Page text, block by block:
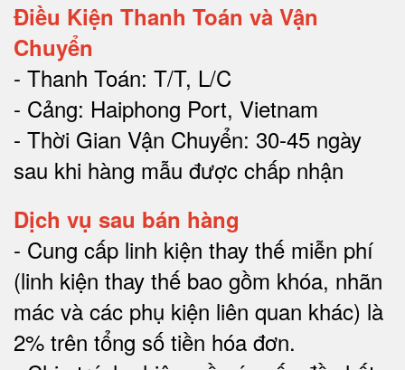
Điều Kiện Thanh Toán và Vận
Chuyển
- Thanh Toán: T/T, L/C
- Cảng: Haiphong Port, Vietnam
- Thời Gian Vận Chuyển: 30-45 ngày
sau khi hàng mẫu được chấp nhận
Dịch vụ sau bán hàng
- Cung cấp linh kiện thay thế miễn phí
(linh kiện thay thế bao gồm khóa, nhãn
mác và các phụ kiện liên quan khác) là
2% trên tổng số tiền hóa đơn.